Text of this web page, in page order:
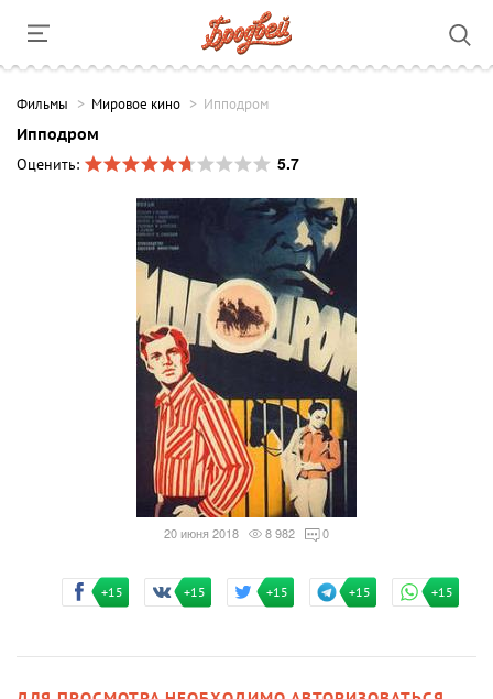
Фильмы Мировое кино Ипподром
Ипподром
Оценить:
5.7
20 июня 2018 8 982 0
+15 +15 +15 +15 +15